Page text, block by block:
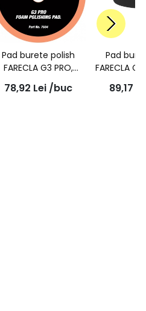
Pad burete polish
FARECLA G3 PRO,
pentu finish, 150mm,
7504
78,92 Lei /buc
Pad
FARECLA G
89,17